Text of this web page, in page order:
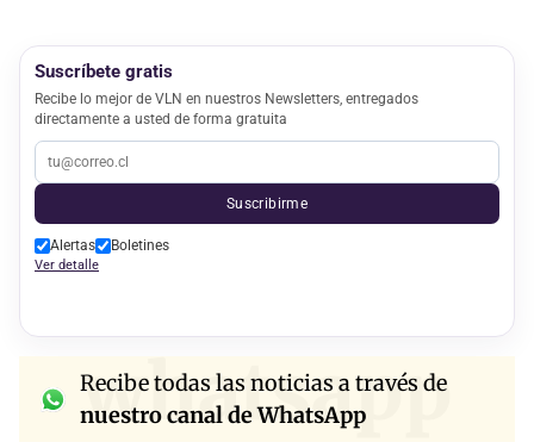
Suscríbete gratis
Recibe lo mejor de VLN en nuestros Newsletters, entregados
directamente a usted de forma gratuita
Suscribirme
Alertas Boletines
Ver detalle
whatsapp
Recibe todas las noticias a través de
nuestro canal de WhatsApp